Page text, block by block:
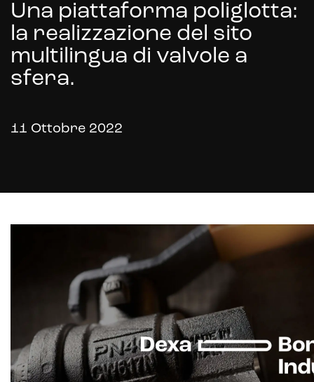
E-commerce solutions
E-commerce store
Marketplace for selling
E-commerce management
Una piattaforma poliglotta:
la realizzazione del sito
multilingua di valvole a
sfera.
11 Ottobre 2022